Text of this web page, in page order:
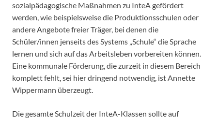
sozialpädagogische Maßnahmen zu InteA gefördert
werden, wie beispielsweise die Produktionsschulen oder
andere Angebote freier Träger, bei denen die
Schüler/innen jenseits des Systems „Schule“ die Sprache
lernen und sich auf das Arbeitsleben vorbereiten können.
Eine kommunale Förderung, die zurzeit in diesem Bereich
komplett fehlt, sei hier dringend notwendig, ist Annette
Wippermann überzeugt.
Die gesamte Schulzeit der InteA-Klassen sollte auf